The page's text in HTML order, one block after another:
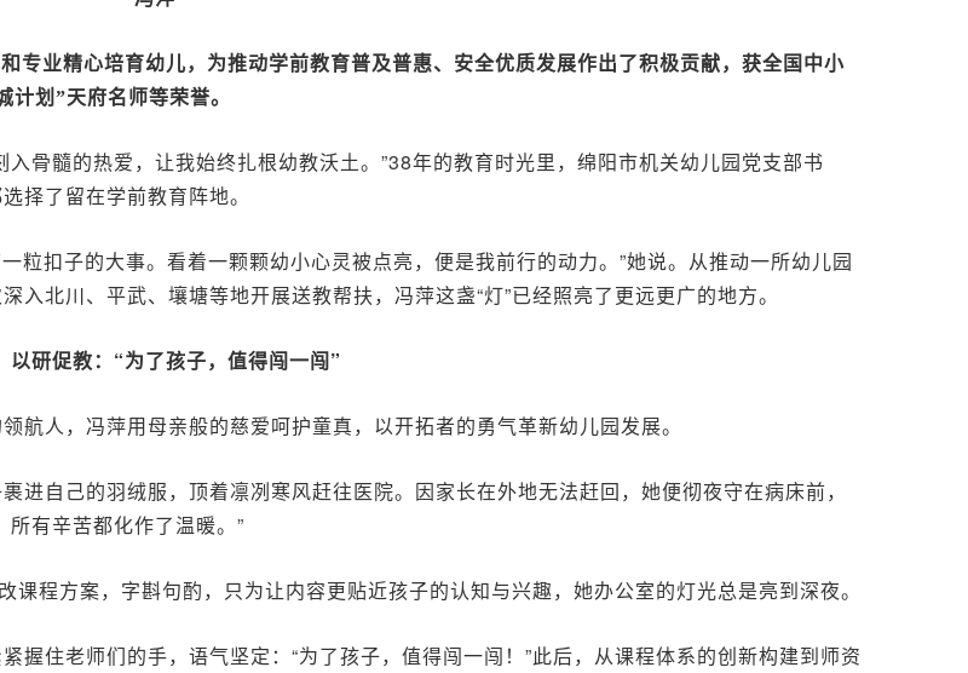
专业精心培育幼儿，为推动学前教育普及普惠、安全优质发展作出了积极贡献，获全国中小
划”天府名师等荣誉。
骨髓的热爱，让我始终扎根幼教沃土。”38年的教育时光里，绵阳市机关幼儿园党支部书
择了留在学前教育阵地。
粒扣子的大事。看着一颗颗幼小心灵被点亮，便是我前行的动力。”她说。从推动一所幼儿园
北川、平武、壤塘等地开展送教帮扶，冯萍这盏“灯”已经照亮了更远更广的地方。
以研促教：“为了孩子，值得闯一闯”
航人，冯萍用母亲般的慈爱呵护童真，以开拓者的勇气革新幼儿园发展。
进自己的羽绒服，顶着凛冽寒风赶往医院。因家长在外地无法赶回，她便彻夜守在病床前，
有辛苦都化作了温暖。”
课程方案，字斟句酌，只为让内容更贴近孩子的认知与兴趣，她办公室的灯光总是亮到深夜。
握住老师们的手，语气坚定：“为了孩子，值得闯一闯！”此后，从课程体系的创新构建到师资